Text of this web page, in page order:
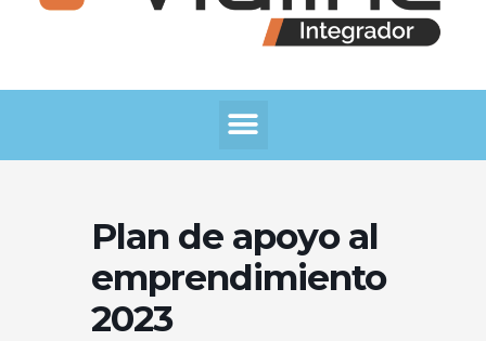
Menú
Plan de apoyo al
emprendimiento
2023